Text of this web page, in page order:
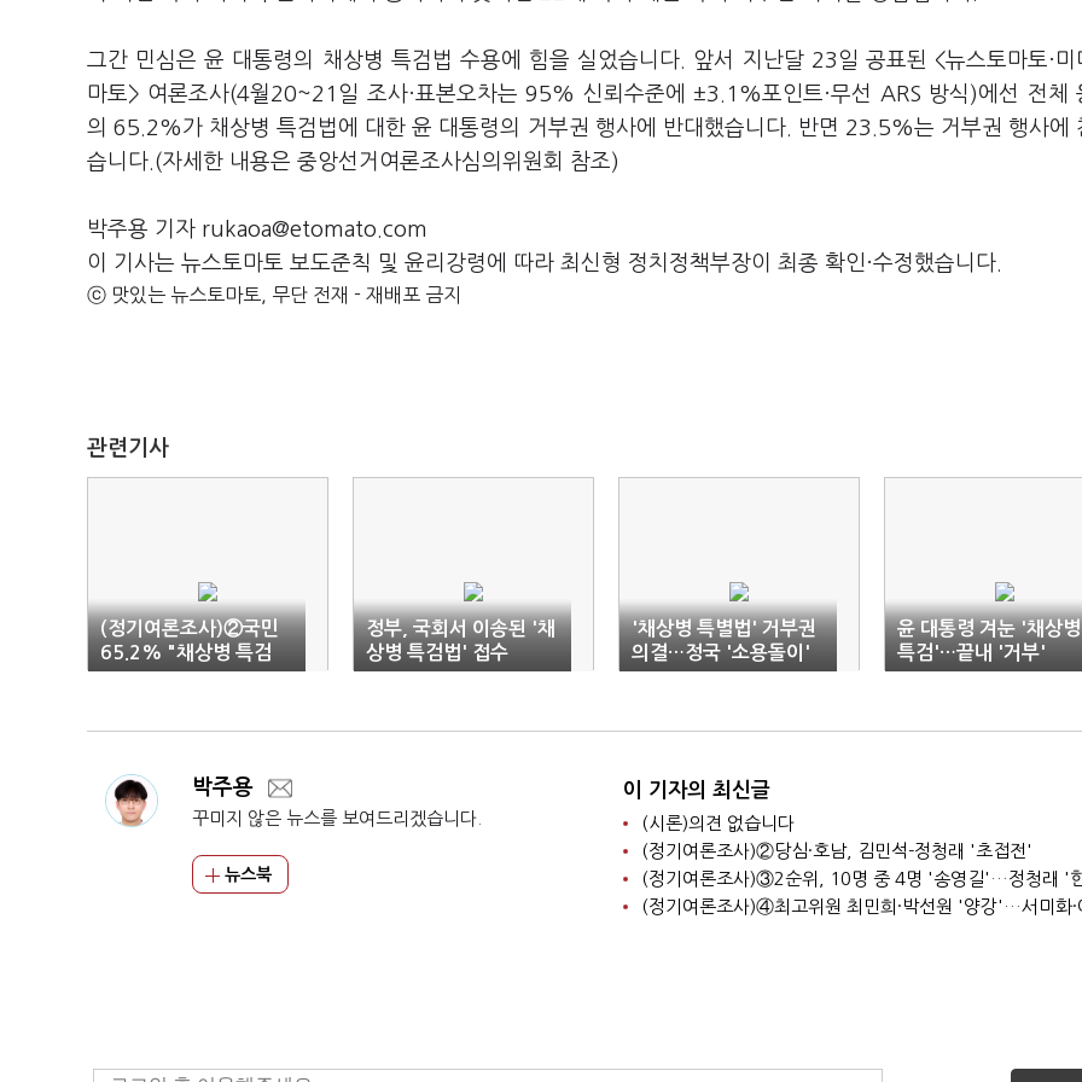
그간 민심은 윤 대통령의 채상병 특검법 수용에 힘을 실었습니다. 앞서 지난달 23일 공표된 <뉴스토마토·미
마토> 여론조사(4월20~21일 조사·표본오차는 95% 신뢰수준에 ±3.1%포인트·무선 ARS 방식)에선 전체
의 65.2%가 채상병 특검법에 대한 윤 대통령의 거부권 행사에 반대했습니다. 반면 23.5%는 거부권 행사에
습니다.(자세한 내용은 중앙선거여론조사심의위원회 참조)
박주용 기자 rukaoa@etomato.com
이 기사는 뉴스토마토 보도준칙 및 윤리강령에 따라 최신형 정치정책부장이 최종 확인·수정했습니다.
ⓒ 맛있는 뉴스토마토, 무단 전재 - 재배포 금지
관련기사
(정기여론조사)②국민
65.2% "채상병 특검
법, 윤 대통령 거부권 행
정부, 국회서 이송된 '채
상병 특검법' 접수
'채상병 특별법' 거부권
의결…정국 '소용돌이'
윤 대통령 겨눈 '채상병
특검'…끝내 '거부'
박주용
꾸미지 않은 뉴스를 보여드리겠습니다.
뉴스북
이 기자의 최신글
(시론)의견 없습니다
(정기여론조사)②당심·호남, 김민석-정청래 '초접전'